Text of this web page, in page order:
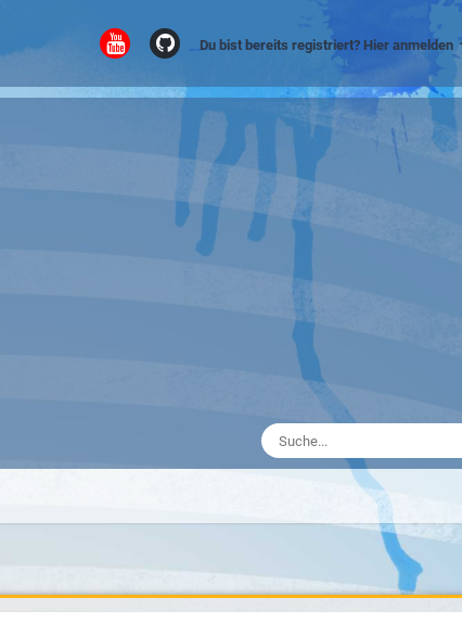
Du bist bereits registriert? Hier anmelden